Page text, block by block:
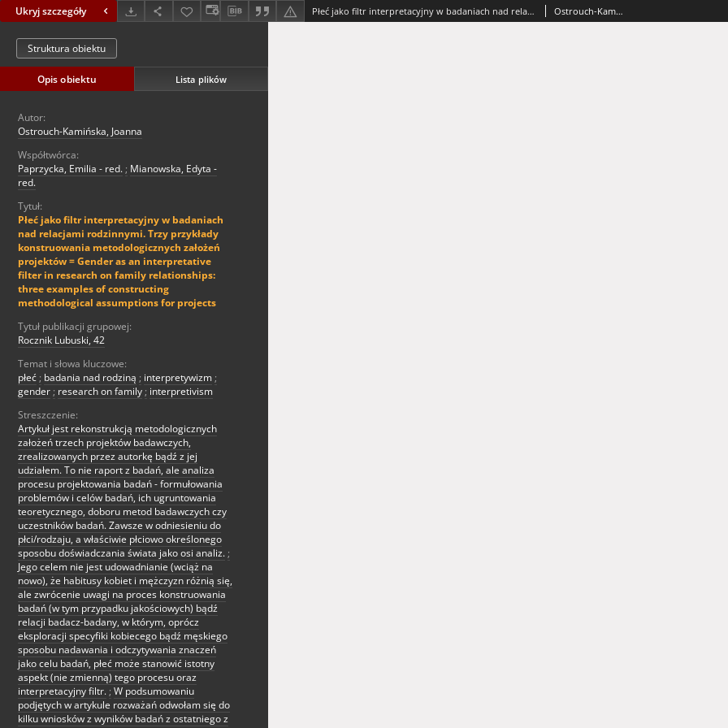
Ukryj szczegóły Płeć jako filtr interpretacyjny w badaniach nad relacjami rodzinnymi. Trzy przykłady konstruowania metodologicznych założeń projektów = Gender as an interpretative filter in research on family relationships: three examples of constructing methodological assumptions for projects Ostrouch-Kamińska, Joanna
Struktura obiektu
Opis obiektu Lista plików
Autor:
Ostrouch-Kamińska, Joanna
Współtwórca:
Paprzycka, Emilia - red. ; Mianowska, Edyta -
red.
Tytuł:
Płeć jako filtr interpretacyjny w badaniach
nad relacjami rodzinnymi. Trzy przykłady
konstruowania metodologicznych założeń
projektów = Gender as an interpretative
filter in research on family relationships:
three examples of constructing
methodological assumptions for projects
Tytuł publikacji grupowej:
Rocznik Lubuski, 42
Temat i słowa kluczowe:
płeć ; badania nad rodziną ; interpretywizm ;
gender ; research on family ; interpretivism
Streszczenie:
Artykuł jest rekonstrukcją metodologicznych
założeń trzech projektów badawczych,
zrealizowanych przez autorkę bądź z jej
udziałem. To nie raport z badań, ale analiza
procesu projektowania badań - formułowania
problemów i celów badań, ich ugruntowania
teoretycznego, doboru metod badawczych czy
uczestników badań. Zawsze w odniesieniu do
płci/rodzaju, a właściwie płciowo określonego
sposobu doświadczania świata jako osi analiz. ;
Jego celem nie jest udowadnianie (wciąż na
nowo), że habitusy kobiet i mężczyzn różnią się,
ale zwrócenie uwagi na proces konstruowania
badań (w tym przypadku jakościowych) bądź
relacji badacz-badany, w którym, oprócz
eksploracji specyfiki kobiecego bądź męskiego
sposobu nadawania i odczytywania znaczeń
jako celu badań, płeć może stanowić istotny
aspekt (nie zmienną) tego procesu oraz
interpretacyjny filtr. ; W podsumowaniu
podjętych w artykule rozważań odwołam się do
kilku wniosków z wyników badań z ostatniego z